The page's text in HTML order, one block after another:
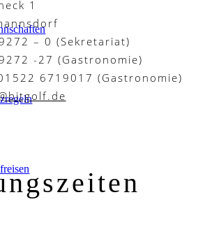
1
– 0 (Sekretariat)
-27 (Gastronomie)
6719017 (Gastronomie)